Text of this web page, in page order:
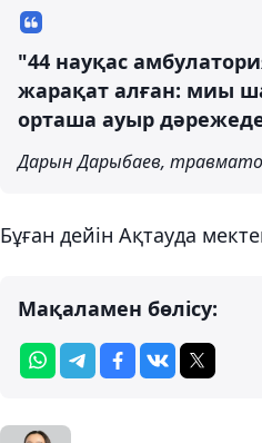
"44 науқас
жарақат алған: миы
орташа ауыр
Дарын Дарыбаев,
Бұған дейін Ақтауда
Мақаламен бөлісу: